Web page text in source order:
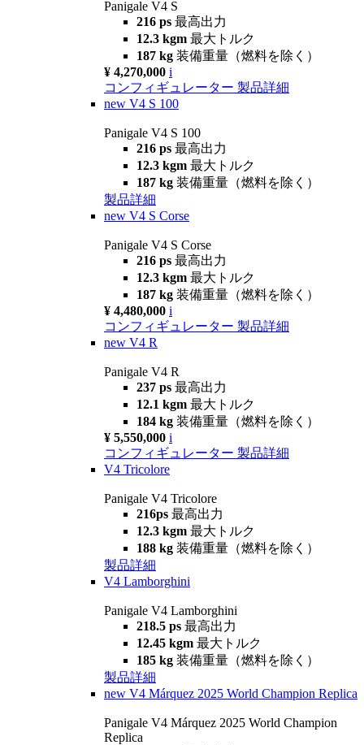
Panigale V4 S
216 ps 最高出力
12.3 kgm 最大トルク
187 kg 装備重量（燃料を除く）
¥ 4,270,000 i
コンフィギュレーター 製品詳細
new V4 S 100
Panigale V4 S 100
216 ps 最高出力
12.3 kgm 最大トルク
187 kg 装備重量（燃料を除く）
製品詳細
new V4 S Corse
Panigale V4 S Corse
216 ps 最高出力
12.3 kgm 最大トルク
187 kg 装備重量（燃料を除く）
¥ 4,480,000 i
コンフィギュレーター 製品詳細
new V4 R
Panigale V4 R
237 ps 最高出力
12.1 kgm 最大トルク
184 kg 装備重量（燃料を除く）
¥ 5,550,000 i
コンフィギュレーター 製品詳細
V4 Tricolore
Panigale V4 Tricolore
216ps 最高出力
12.3 kgm 最大トルク
188 kg 装備重量（燃料を除く）
製品詳細
V4 Lamborghini
Panigale V4 Lamborghini
218.5 ps 最高出力
12.45 kgm 最大トルク
185 kg 装備重量（燃料を除く）
製品詳細
new V4 Márquez 2025 World Champion Replica
Panigale V4 Márquez 2025 World Champion
Replica